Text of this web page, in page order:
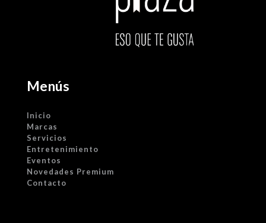
Menús
Inicio
Marcas
Servicios
Entretenimiento
Eventos
Novedades Premium
Contacto